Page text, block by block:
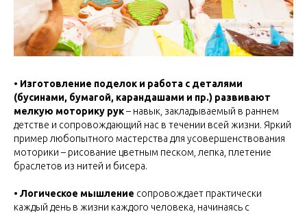
• Изготовление поделок и работа с деталями
(бусинами, бумагой, карандашами и пр.) развивают
мелкую моторику рук– навык, закладываемый в раннем
детстве и сопровождающий нас в течении всей жизни. Яркий
пример любопытного мастерства для усовершенствования
моторики – рисование цветным песком, лепка, плетение
браслетов из нитей и бисера.
• Логическое мышление сопровождает практически
каждый день в жизни каждого человека, начинаясь с